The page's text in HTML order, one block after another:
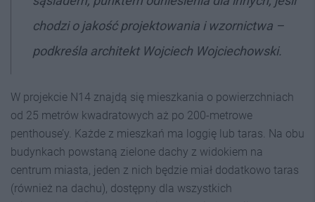
chodzi o jakość projektowania i wzornictwa –
podkreśla architekt Wojciech Wojciechowski.
W projekcie N14 znajdą się mieszkania o powierzchniach
od 25 metrów kwadratowych aż po 200-metrowe
penthouse’y. Każde z mieszkań ma loggię lub taras. Na obu
budynkach powstaną zielone dachy z widokiem na
centrum miasta, jeden z nich będzie miał dodatkowo taras
(również na dachu), dostępny dla wszystkich